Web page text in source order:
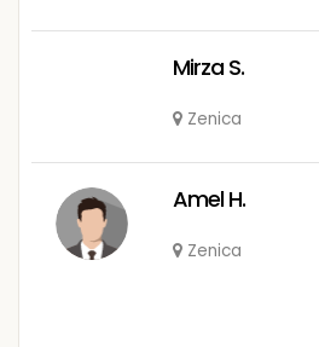
Mirza S.
Zenica
Amel H.
Zenica